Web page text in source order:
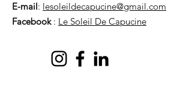
E-mail: lesoleildecapucine@gmail.com
Facebook : Le Soleil De Capucine